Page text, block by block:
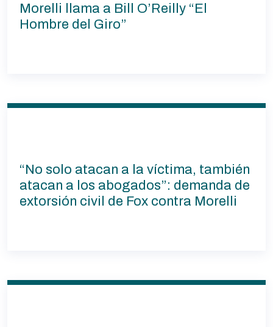
Morelli llama a Bill O’Reilly “El
Hombre del Giro”
“No solo atacan a la víctima, también
atacan a los abogados”: demanda de
extorsión civil de Fox contra Morelli